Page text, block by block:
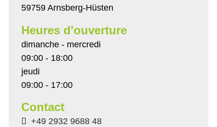
59759 Arnsberg-Hüsten
Heures d'ouverture
dimanche - mercredi
09:00 - 18:00
jeudi
09:00 - 17:00
Contact
+49 2932 9688 48